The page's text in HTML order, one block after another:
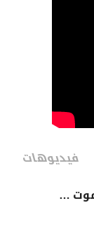
فيديوهات
…